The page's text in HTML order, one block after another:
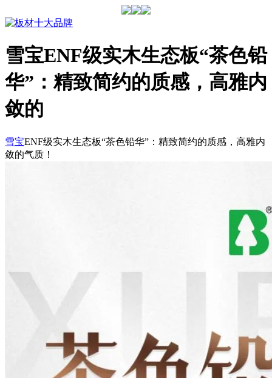
雪宝ENF级实木生态板“茶色铅
华”：精致简约的质感，高雅内
敛的
雪宝ENF级实木生态板“茶色铅华”：精致简约的质感，高雅内
敛的气质！